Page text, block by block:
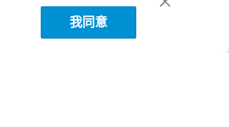
神腦國際粉絲團
加入FB粉絲團
我同意